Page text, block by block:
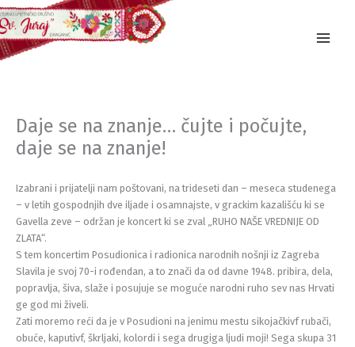
Skip
to
content
Daje se na znanje… čujte i počujte,
daje se na znanje!
Izabrani i prijatelji nam poštovani, na trideseti dan – meseca studenega
– v letih gospodnjih dve iljade i osamnajste, v grackim kazališću ki se
Gavella zeve – održan je koncert ki se zval „RUHO NAŠE VREDNIJE OD
ZLATA“.
S tem koncertim Posudionica i radionica narodnih nošnji iz Zagreba
Slavila je svoj 70-i rođendan, a to znači da od davne 1948. pribira, dela,
popravlja, šiva, slaže i posujuje se moguće narodni ruho sev nas Hrvati
ge god mi živeli.
Zati moremo reći da je v Posudioni na jenimu mestu sikojačkivf rubači,
obuće, kaputivf, škrljaki, kolordi i sega drugiga ljudi moji! Sega skupa 31